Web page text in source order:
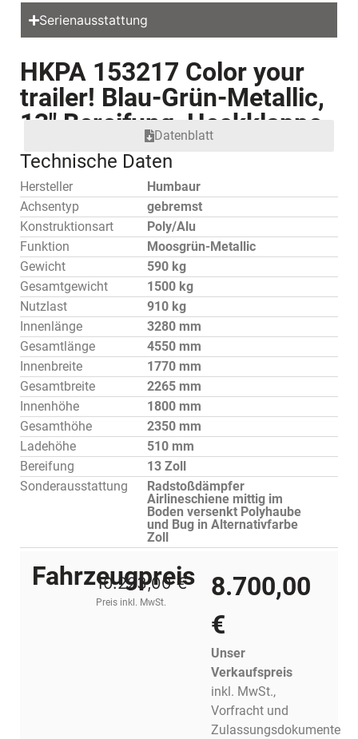
Serienausstattung
HKPA 153217 Color your
trailer! Blau-Grün-Metallic,
13″ Bereifung, Heckklappe
Datenblatt
Technische Daten
Hersteller
Humbaur
Achsentyp
gebremst
Konstruktionsart
Poly/Alu
Funktion
Moosgrün-Metallic
Gewicht
590 kg
Gesamtgewicht
1500 kg
Nutzlast
910 kg
Innenlänge
3280 mm
Gesamtlänge
4550 mm
Innenbreite
1770 mm
Gesamtbreite
2265 mm
Innenhöhe
1800 mm
Gesamthöhe
2350 mm
Ladehöhe
510 mm
Bereifung
13 Zoll
Sonderausstattung
Radstoßdämpfer
Airlineschiene mittig im
Boden versenkt Polyhaube
und Bug in Alternativfarbe
Zoll
Fahrzeugpreis
10.223,00 €
Preis inkl. MwSt.
8.700,00
€
Unser
Verkaufspreis
inkl. MwSt.,
Vorfracht und
Zulassungsdokumente